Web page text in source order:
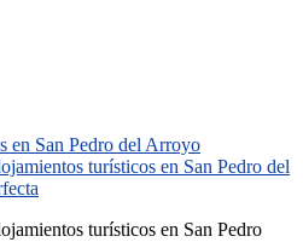
turísticos en San Pedro del
turísticos en San Pedro